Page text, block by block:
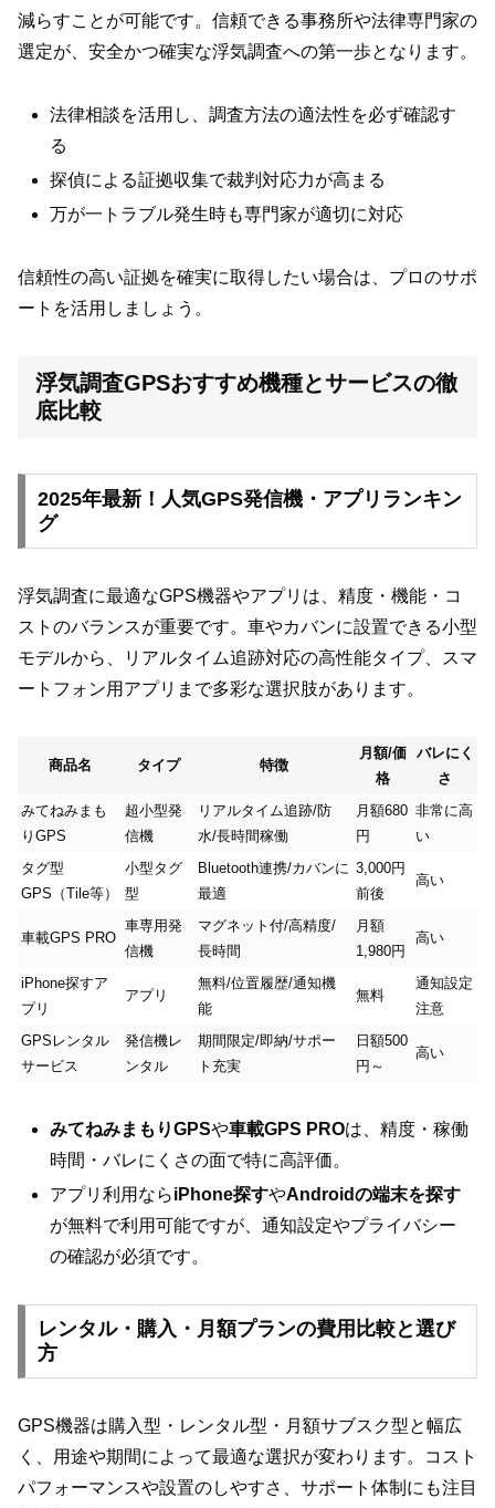
減らすことが可能です。信頼できる事務所や法律専門家の
選定が、安全かつ確実な浮気調査への第一歩となります。
法律相談を活用し、調査方法の適法性を必ず確認す
る
探偵による証拠収集で裁判対応力が高まる
万が一トラブル発生時も専門家が適切に対応
信頼性の高い証拠を確実に取得したい場合は、プロのサポ
ートを活用しましょう。
浮気調査GPSおすすめ機種とサービスの徹
底比較
2025年最新！人気GPS発信機・アプリランキン
グ
浮気調査に最適なGPS機器やアプリは、精度・機能・コ
ストのバランスが重要です。車やカバンに設置できる小型
モデルから、リアルタイム追跡対応の高性能タイプ、スマ
ートフォン用アプリまで多彩な選択肢があります。
商品名 タイプ 特徴
月額/価
格
バレにく
さ
みてねみまも
りGPS
超小型発
信機
リアルタイム追跡/防
水/長時間稼働
月額680
円
非常に高
い
タグ型
GPS（Tile等）
小型タグ
型
Bluetooth連携/カバンに
最適
3,000円
前後
高い
車載GPS PRO
車専用発
信機
マグネット付/高精度/
長時間
月額
1,980円
高い
iPhone探すア
プリ
アプリ
無料/位置履歴/通知機
能
無料
通知設定
注意
GPSレンタル
サービス
発信機レ
ンタル
期間限定/即納/サポー
ト充実
日額500
円～
高い
みてねみまもりGPSや車載GPS PROは、精度・稼働
時間・バレにくさの面で特に高評価。
アプリ利用ならiPhone探すやAndroidの端末を探す
が無料で利用可能ですが、通知設定やプライバシー
の確認が必須です。
レンタル・購入・月額プランの費用比較と選び
方
GPS機器は購入型・レンタル型・月額サブスク型と幅広
く、用途や期間によって最適な選択が変わります。コスト
パフォーマンスや設置のしやすさ、サポート体制にも注目